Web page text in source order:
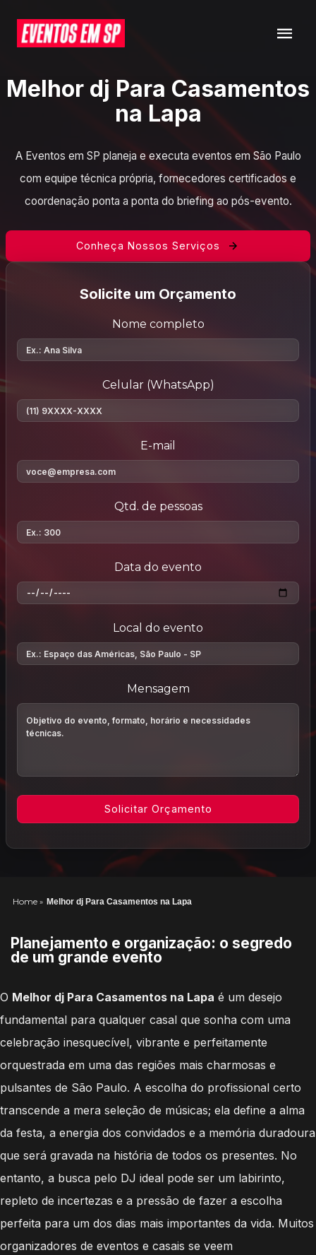
Melhor dj Para Casamentos
na Lapa
A Eventos em SP planeja e executa eventos em São Paulo
com equipe técnica própria, fornecedores certificados e
coordenação ponta a ponta do briefing ao pós-evento.
Conheça Nossos Serviços
Solicite um Orçamento
Nome completo
Celular (WhatsApp)
E-mail
Qtd. de pessoas
Data do evento
Local do evento
Mensagem
Home » Melhor dj Para Casamentos na Lapa
Planejamento e organização: o segredo
de um grande evento
O Melhor dj Para Casamentos na Lapa é um desejo
fundamental para qualquer casal que sonha com uma
celebração inesquecível, vibrante e perfeitamente
orquestrada em uma das regiões mais charmosas e
pulsantes de São Paulo. A escolha do profissional certo
transcende a mera seleção de músicas; ela define a alma
da festa, a energia dos convidados e a memória duradoura
que será gravada na história de todos os presentes. No
entanto, a busca pelo DJ ideal pode ser um labirinto,
repleto de incertezas e a pressão de fazer a escolha
perfeita para um dos dias mais importantes da vida. Muitos
organizadores de eventos e casais se veem